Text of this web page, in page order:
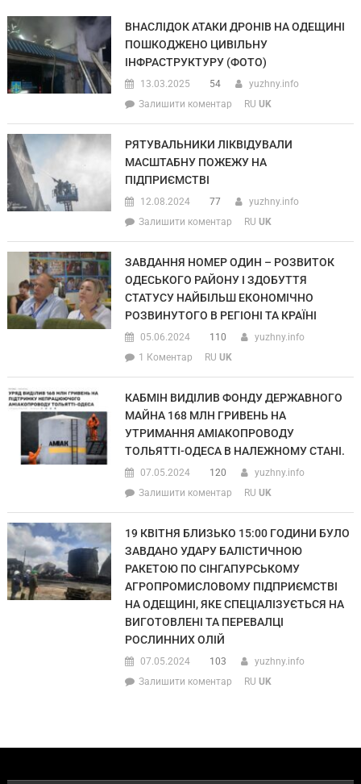
ВНАСЛІДОК АТАКИ ДРОНІВ НА ОДЕЩИНІ
ПОШКОДЖЕНО ЦИВІЛЬНУ
ІНФРАСТРУКТУРУ (ФОТО)
13.03.2025 54
yuzhny.info
Залишити коментар
RU UK
РЯТУВАЛЬНИКИ ЛІКВІДУВАЛИ
МАСШТАБНУ ПОЖЕЖУ НА
ПІДПРИЄМСТВІ
12.08.2024 77
yuzhny.info
Залишити коментар
RU UK
ЗАВДАННЯ НОМЕР ОДИН – РОЗВИТОК
ОДЕСЬКОГО РАЙОНУ І ЗДОБУТТЯ
СТАТУСУ НАЙБІЛЬШ ЕКОНОМІЧНО
РОЗВИНУТОГО В РЕГІОНІ ТА КРАЇНІ
05.06.2024 110
yuzhny.info
1 Коментар
RU UK
КАБМІН ВИДІЛИВ ФОНДУ ДЕРЖАВНОГО
МАЙНА 168 МЛН ГРИВЕНЬ НА
УТРИМАННЯ АМІАКОПРОВОДУ
ТОЛЬЯТТІ-ОДЕСА В НАЛЕЖНОМУ СТАНІ.
07.05.2024 120
yuzhny.info
Залишити коментар
RU UK
19 КВІТНЯ БЛИЗЬКО 15:00 ГОДИНИ БУЛО
ЗАВДАНО УДАРУ БАЛІСТИЧНОЮ
РАКЕТОЮ ПО СІНГАПУРСЬКОМУ
АГРОПРОМИСЛОВОМУ ПІДПРИЄМСТВІ
НА ОДЕЩИНІ, ЯКЕ СПЕЦІАЛІЗУЄТЬСЯ НА
ВИГОТОВЛЕНІ ТА ПЕРЕВАЛЦІ
РОСЛИННИХ ОЛІЙ
07.05.2024 103
yuzhny.info
Залишити коментар
RU UK